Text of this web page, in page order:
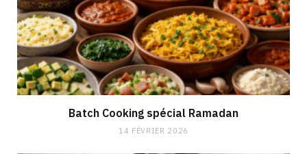
Batch Cooking spécial Ramadan
14 FÉVRIER 2026